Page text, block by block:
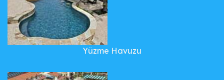
Yüzme Havuzu